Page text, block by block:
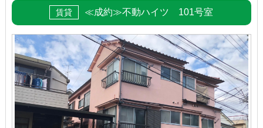
賃貸 ≪成約≫不動ハイツ 101号室